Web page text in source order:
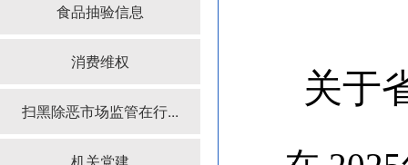
食品抽验信息
消费维权
扫黑除恶市场监管在行...
关于